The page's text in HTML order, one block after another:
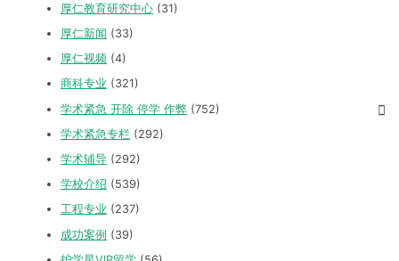
厚仁教育研究中心 (31)
厚仁新闻 (33)
厚仁视频 (4)
商科专业 (321)
学术紧急 开除 停学 作弊 (752)
学术紧急专栏 (292)
学术辅导 (292)
学校介绍 (539)
工程专业 (237)
成功案例 (39)